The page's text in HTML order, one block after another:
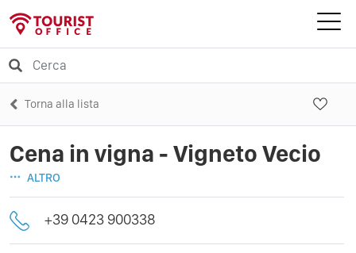
Torna alla lista
Cena in vigna - Vigneto Vecio
ALTRO
+39 0423 900338